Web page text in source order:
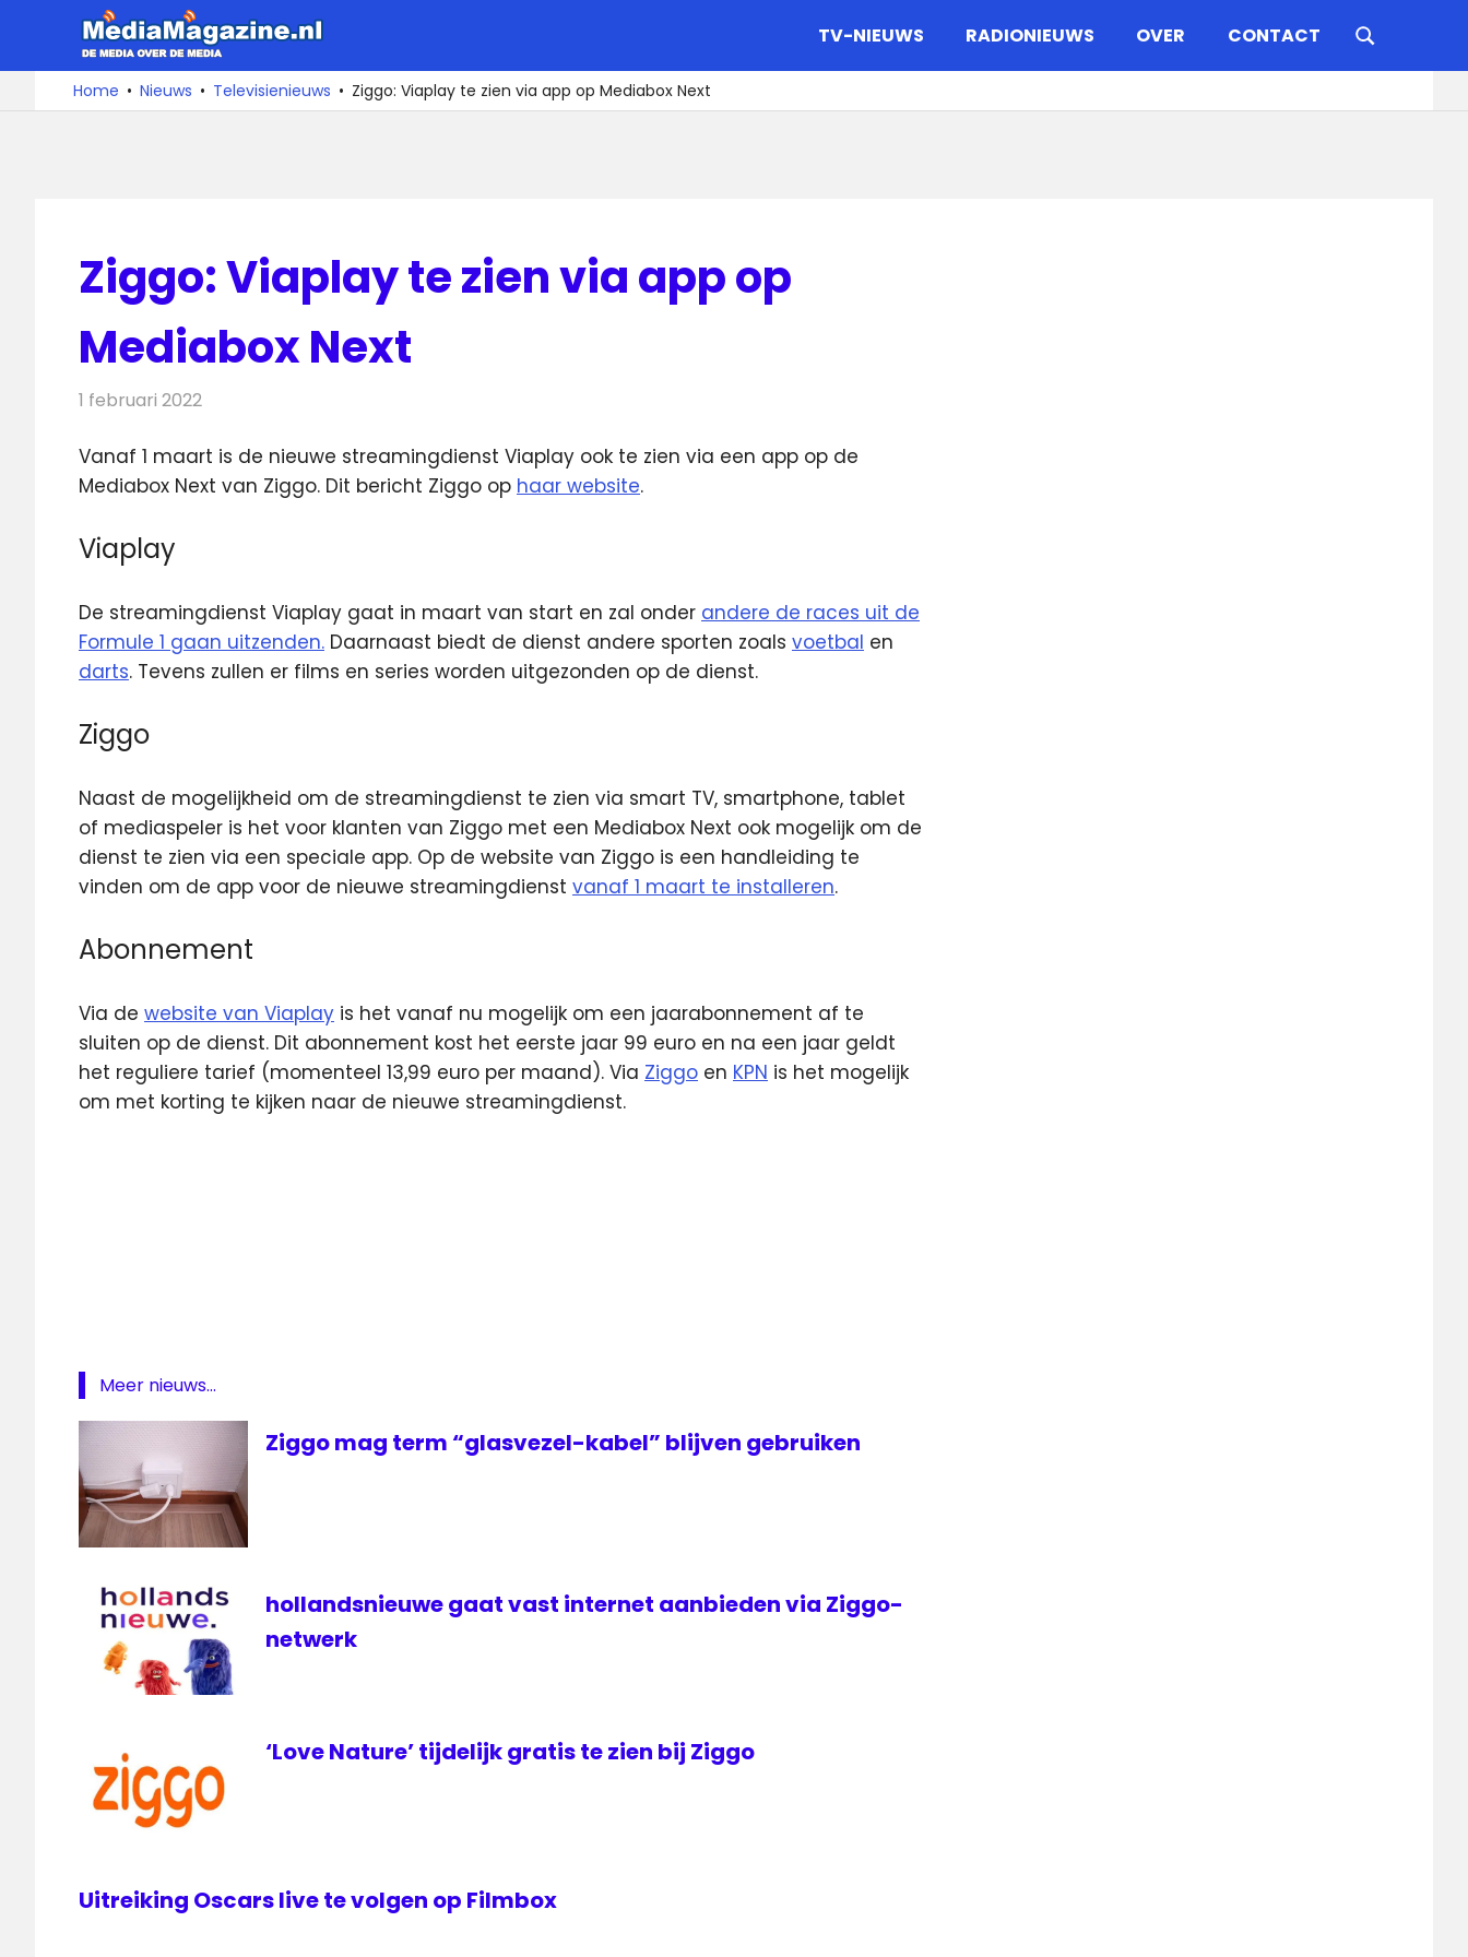
de
De
media
over
TV-NIEUWS RADIONIEUWS OVER CONTACT
Home Nieuws Televisienieuws Ziggo: Viaplay te zien via app op Mediabox Next
Ziggo: Viaplay te zien via app op
Mediabox Next
1 februari 2022
Vanaf 1 maart is de nieuwe streamingdienst Viaplay ook te zien via een app op de
Mediabox Next van Ziggo. Dit bericht Ziggo op haar website.
Viaplay
De streamingdienst Viaplay gaat in maart van start en zal onder andere de races uit de
Formule 1 gaan uitzenden. Daarnaast biedt de dienst andere sporten zoals voetbal en
darts. Tevens zullen er films en series worden uitgezonden op de dienst.
Ziggo
Naast de mogelijkheid om de streamingdienst te zien via smart TV, smartphone, tablet
of mediaspeler is het voor klanten van Ziggo met een Mediabox Next ook mogelijk om de
dienst te zien via een speciale app. Op de website van Ziggo is een handleiding te
vinden om de app voor de nieuwe streamingdienst vanaf 1 maart te installeren.
Abonnement
Via de website van Viaplay is het vanaf nu mogelijk om een jaarabonnement af te
sluiten op de dienst. Dit abonnement kost het eerste jaar 99 euro en na een jaar geldt
het reguliere tarief (momenteel 13,99 euro per maand). Via Ziggo en KPN is het mogelijk
om met korting te kijken naar de nieuwe streamingdienst.
Ziggo
ziggo
Meer nieuws...
Ziggo mag term “glasvezel-kabel” blijven gebruiken
hollandsnieuwe gaat vast internet aanbieden via Ziggo-
netwerk
‘Love Nature’ tijdelijk gratis te zien bij Ziggo
Uitreiking Oscars live te volgen op Filmbox